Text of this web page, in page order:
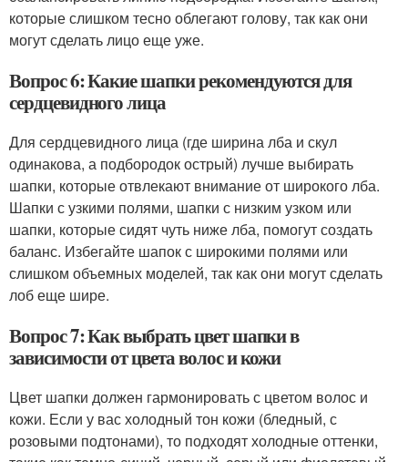
которые слишком тесно облегают голову, так как они
могут сделать лицо еще уже.
Вопрос 6: Какие шапки рекомендуются для
сердцевидного лица
Для сердцевидного лица (где ширина лба и скул
одинакова, а подбородок острый) лучше выбирать
шапки, которые отвлекают внимание от широкого лба.
Шапки с узкими полями, шапки с низким узком или
шапки, которые сидят чуть ниже лба, помогут создать
баланс. Избегайте шапок с широкими полями или
слишком объемных моделей, так как они могут сделать
лоб еще шире.
Вопрос 7: Как выбрать цвет шапки в
зависимости от цвета волос и кожи
Цвет шапки должен гармонировать с цветом волос и
кожи. Если у вас холодный тон кожи (бледный, с
розовыми подтонами), то подходят холодные оттенки,